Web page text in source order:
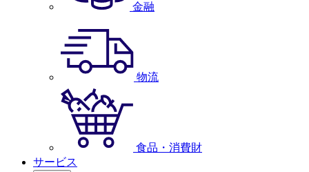
金融
物流
食品・消費財
サービス